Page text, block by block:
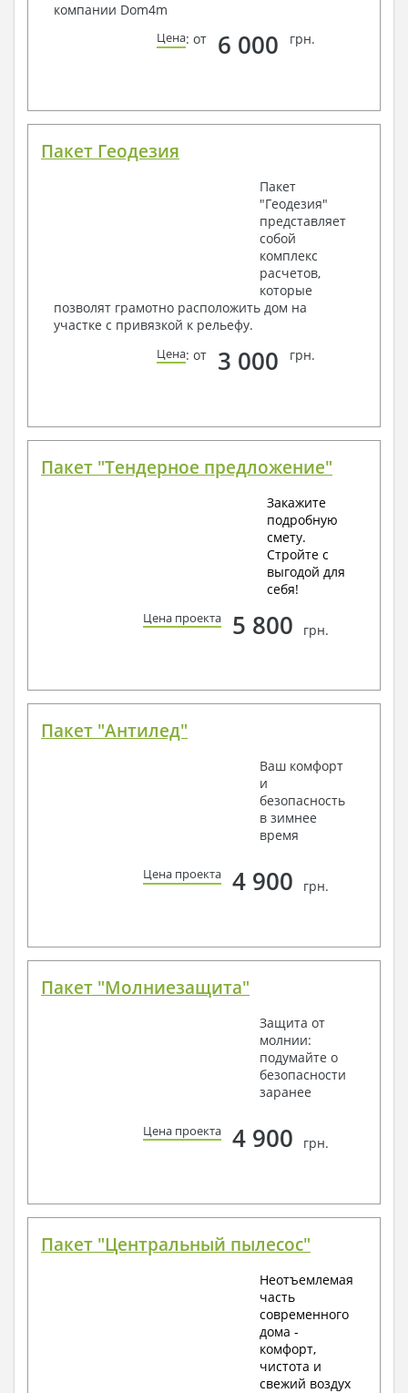
компании Dom4m
Цена: от 6 000 грн.
Пакет Геодезия
Пакет
"Геодезия"
представляет
собой
комплекс
расчетов,
которые
позволят грамотно расположить дом на
участке с привязкой к рельефу.
Цена: от 3 000 грн.
Пакет "Тендерное предложение"
Закажите
подробную
смету.
Стройте с
выгодой для
себя!
Цена проекта 5 800 грн.
Пакет "Антилед"
Ваш комфорт
и
безопасность
в зимнее
время
Цена проекта 4 900 грн.
Пакет "Молниезащита"
Защита от
молнии:
подумайте о
безопасности
заранее
Цена проекта 4 900 грн.
Пакет "Центральный пылесос"
Неотъемлемая
часть
современного
дома -
комфорт,
чистота и
свежий воздух